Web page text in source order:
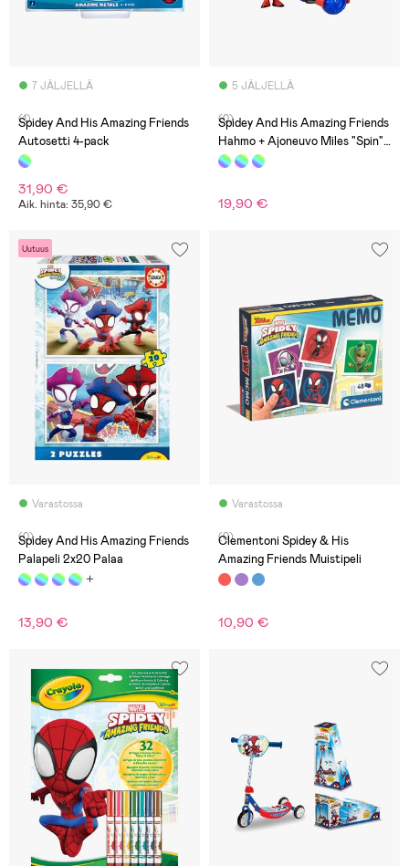
7 JÄLJELLÄ
(1)
Spidey And His Amazing Friends
Autosetti 4-pack
31,90 €
Aik. hinta: 35,90 €
5 JÄLJELLÄ
(0)
Spidey And His Amazing Friends
Hahmo + Ajoneuvo Miles "Spin"
Morales Techno-Racer
19,90 €
Uutuus
Varastossa
(0)
Spidey And His Amazing Friends
Palapeli 2x20 Palaa
13,90 €
Varastossa
(0)
Clementoni Spidey & His
Amazing Friends Muistipeli
10,90 €